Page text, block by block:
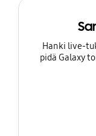
Hanki live-
pidä Galaxy